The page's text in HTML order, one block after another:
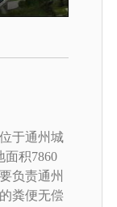
于通州城
面积7860
负责通州
粪便无偿